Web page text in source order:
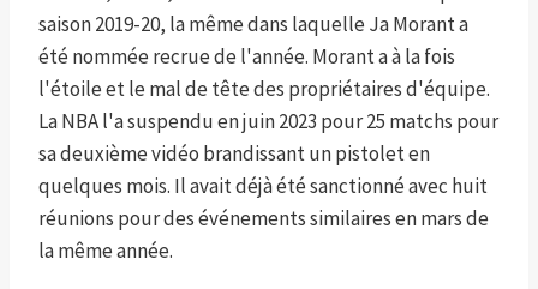
saison 2019-20, la même dans laquelle Ja Morant a
été nommée recrue de l'année. Morant a à la fois
l'étoile et le mal de tête des propriétaires d'équipe.
La NBA l'a suspendu en juin 2023 pour 25 matchs pour
sa deuxième vidéo brandissant un pistolet en
quelques mois. Il avait déjà été sanctionné avec huit
réunions pour des événements similaires en mars de
la même année.